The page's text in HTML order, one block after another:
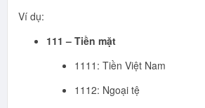
Ví dụ:
111 – Tiền mặt
1111: Tiền Việt Nam
1112: Ngoại tệ